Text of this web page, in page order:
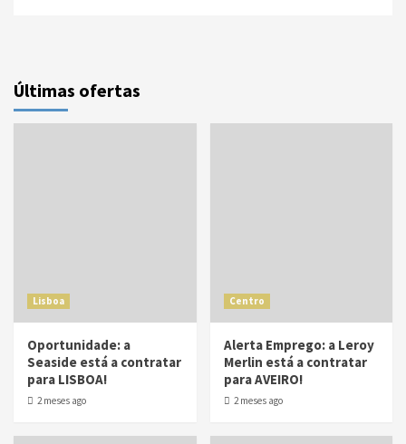
Últimas ofertas
Lisboa
Oportunidade: a
Seaside está a contratar
para LISBOA!
2 meses ago
Centro
Alerta Emprego: a Leroy
Merlin está a contratar
para AVEIRO!
2 meses ago